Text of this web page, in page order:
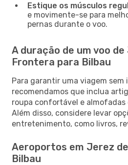
Estique os músculos
e movimente-se para
pernas durante o voo.
A duração de um voo
Frontera para Bilbau
Para garantir uma viagem sem
recomendamos que inclua
roupa confortável e almofadas
Além disso, considere levar
entretenimento, como livros,
Aeroportos em Jerez
Bilbau